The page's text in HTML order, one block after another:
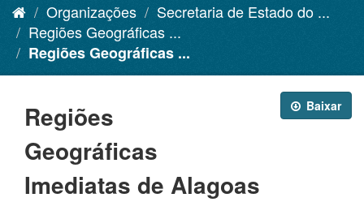
Organizações
Secretaria de Estado do ...
Regiões Geográficas ...
Regiões Geográficas ...
Baixar
Regiões
Geográficas
Imediatas de Alagoas